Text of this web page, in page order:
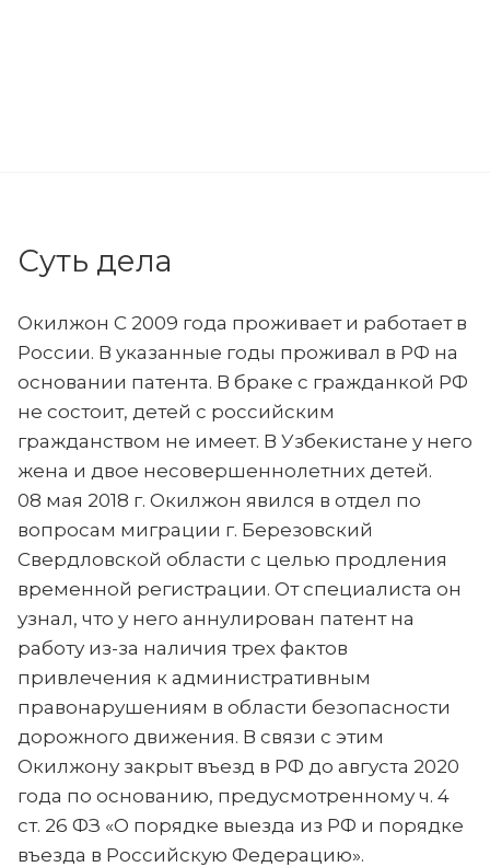
Суть дела
Окилжон С 2009 года проживает и работает в
России. В указанные годы проживал в РФ на
основании патента. В браке с гражданкой РФ
не состоит, детей с российским
гражданством не имеет. В Узбекистане у него
жена и двое несовершеннолетних детей.
08 мая 2018 г. Окилжон явился в отдел по
вопросам миграции г. Березовский
Свердловской области с целью продления
временной регистрации. От специалиста он
узнал, что у него аннулирован патент на
работу из-за наличия трех фактов
привлечения к административным
правонарушениям в области безопасности
дорожного движения. В связи с этим
Окилжону закрыт въезд в РФ до августа 2020
года по основанию, предусмотренному ч. 4
ст. 26 ФЗ «О порядке выезда из РФ и порядке
въезда в Российскую Федерацию».